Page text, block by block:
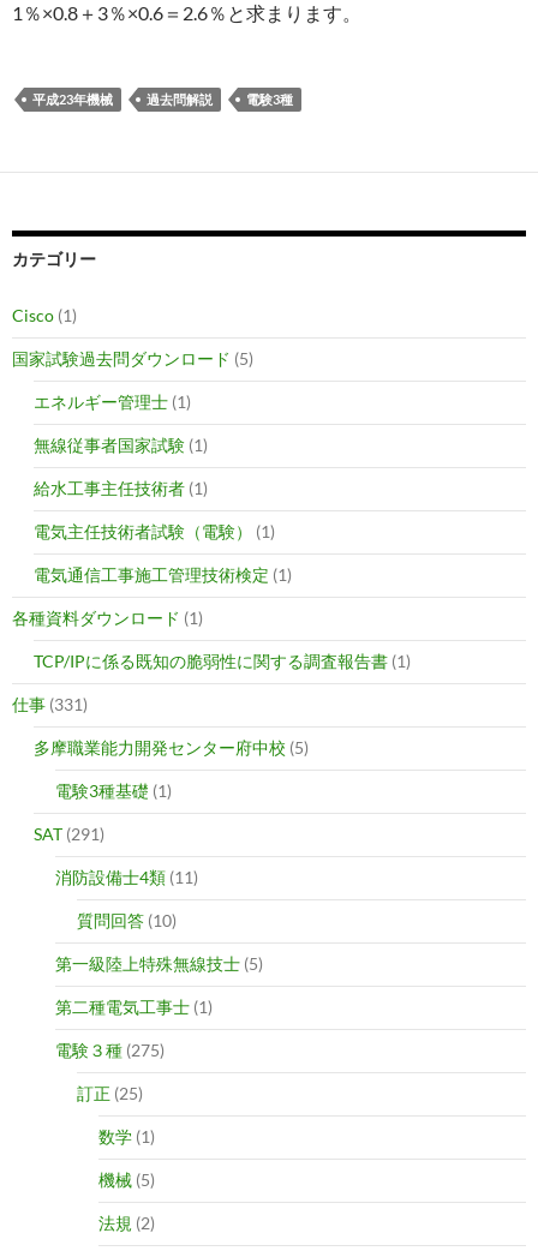
1％×0.8＋3％×0.6＝2.6％と求まります。
平成23年機械 過去問解説 電験3種
カテゴリー
Cisco (1)
国家試験過去問ダウンロード (5)
エネルギー管理士 (1)
無線従事者国家試験 (1)
給水工事主任技術者 (1)
電気主任技術者試験（電験） (1)
電気通信工事施工管理技術検定 (1)
各種資料ダウンロード (1)
TCP/IPに係る既知の脆弱性に関する調査報告書 (1)
仕事 (331)
多摩職業能力開発センター府中校 (5)
電験3種基礎 (1)
SAT (291)
消防設備士4類 (11)
質問回答 (10)
第一級陸上特殊無線技士 (5)
第二種電気工事士 (1)
電験３種 (275)
訂正 (25)
数学 (1)
機械 (5)
法規 (2)